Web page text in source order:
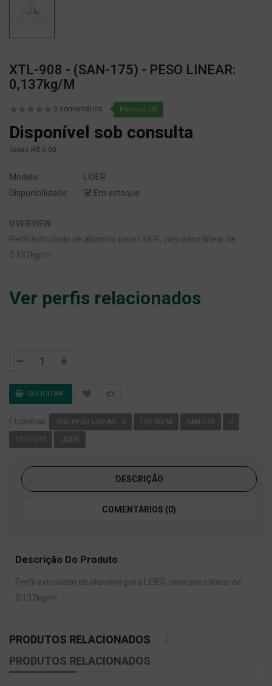
XTL-908 - (SAN-175) - PESO LINEAR:
0,137kg/m
0 comentários Pedidos (0)
Disponível sob consulta
Taxas R$ 0,00
Modelo:
LIDER
Disponibilidade:
Em estoque
OVERVIEW
Perfil extrudado de alumínio para LIDER, com peso linear de
0,137kg/m.
Ver perfis relacionados
Etiquetas: 908- PESO LINEAR - 0 137 KG/M SAN-175 0
137KG/M LIDER
DESCRIÇÃO
COMENTÁRIOS (0)
Descrição Do Produto
Perfil extrudado de alumínio para LIDER, com peso linear de
0,137kg/m.
PRODUTOS RELACIONADOS
PRODUTOS RELACIONADOS